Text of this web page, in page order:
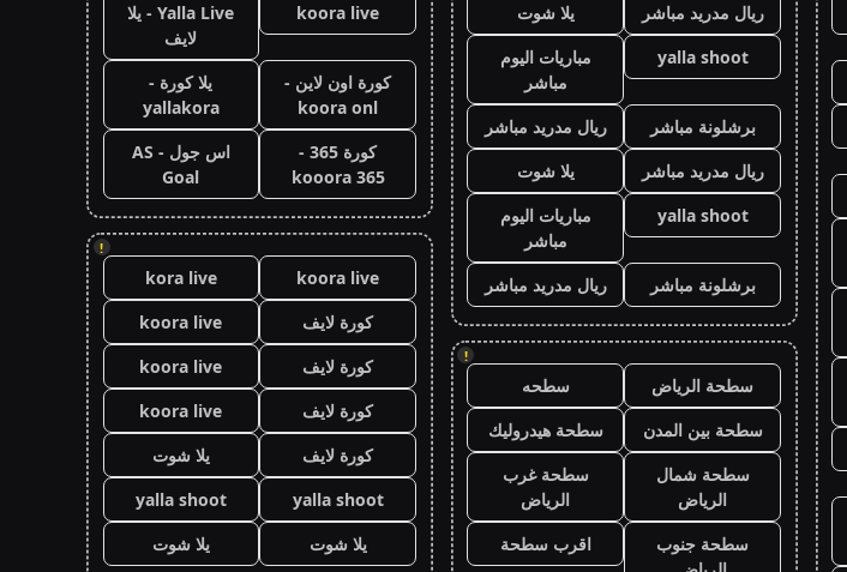
ريال مدريد مباشر
يلا شوت
yalla shoot
مباريات اليوم
مباشر
برشلونة مباشر
ريال مدريد مباشر
ريال مدريد مباشر
يلا شوت
yalla shoot
مباريات اليوم
مباشر
برشلونة مباشر
ريال مدريد مباشر
!
سطحة الرياض
سطحه
سطحة بين المدن
سطحة هيدروليك
سطحة شمال
الرياض
سطحة غرب
الرياض
سطحة جنوب
اقرب سطحة
koora live
Yalla Live - يلا
لايف
كورة اون لاين -
koora onl
يلا كورة -
yallakora
كورة 365 -
kooora 365
اس جول - AS
Goal
!
koora live
kora live
كورة لايف
koora live
كورة لايف
koora live
كورة لايف
koora live
كورة لايف
يلا شوت
yalla shoot
yalla shoot
يلا شوت
يلا شوت